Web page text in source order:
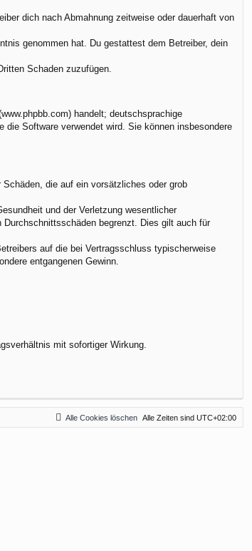
dich nach Abmahnung zeitweise oder dauerhaft von
genommen hat. Du gestattest dem Betreiber, dein
Schaden zuzufügen.
handelt; deutschsprachige
Software verwendet wird. Sie können insbesondere
die auf ein vorsätzliches oder grob
und der Verletzung wesentlicher
begrenzt. Dies gilt auch für
auf die bei Vertragsschluss typischerweise
entgangenen Gewinn.
mit sofortiger Wirkung.
Alle Zeiten sind UTC+02:00
Alle Cookies löschen